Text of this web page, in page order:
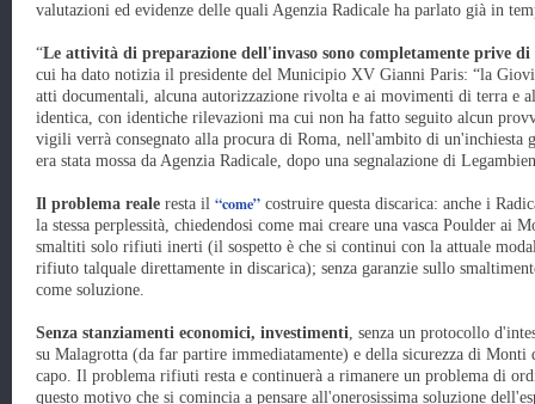
valutazioni ed evidenze delle quali Agenzia Radicale ha parlato già in
“Le attività di preparazione dell'invaso sono completamente prive di
cui ha dato notizia il presidente del Municipio XV Gianni Paris: “la
atti documentali, alcuna autorizzazione rivolta e ai movimenti di terra e
identica, con identiche rilevazioni ma cui non ha fatto seguito alcun
vigili verrà consegnato alla procura di Roma, nell'ambito di
era stata mossa da Agenzia Radicale, dopo una segnalazione di
Il problema reale resta il “come” costruire questa discarica: anche i
la stessa perplessità, chiedendosi come mai creare una vasca Poulder
smaltiti solo rifiuti inerti (il sospetto è che si continui con la attuale
rifiuto talquale direttamente in discarica); senza garanzie sullo
come soluzione.
Senza stanziamenti economici, investimenti, senza un protocollo
su Malagrotta (da far partire immediatamente) e della sicurezza di
capo. Il problema rifiuti resta e continuerà a rimanere un problema di
questo motivo che si comincia a pensare all'onerosissima soluzione